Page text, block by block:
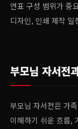
연표 구성 범위가 중
디자인, 인쇄 제작 일
부모님 자서전
부모님 자서전은 가
이해하기 쉬운 흐름,